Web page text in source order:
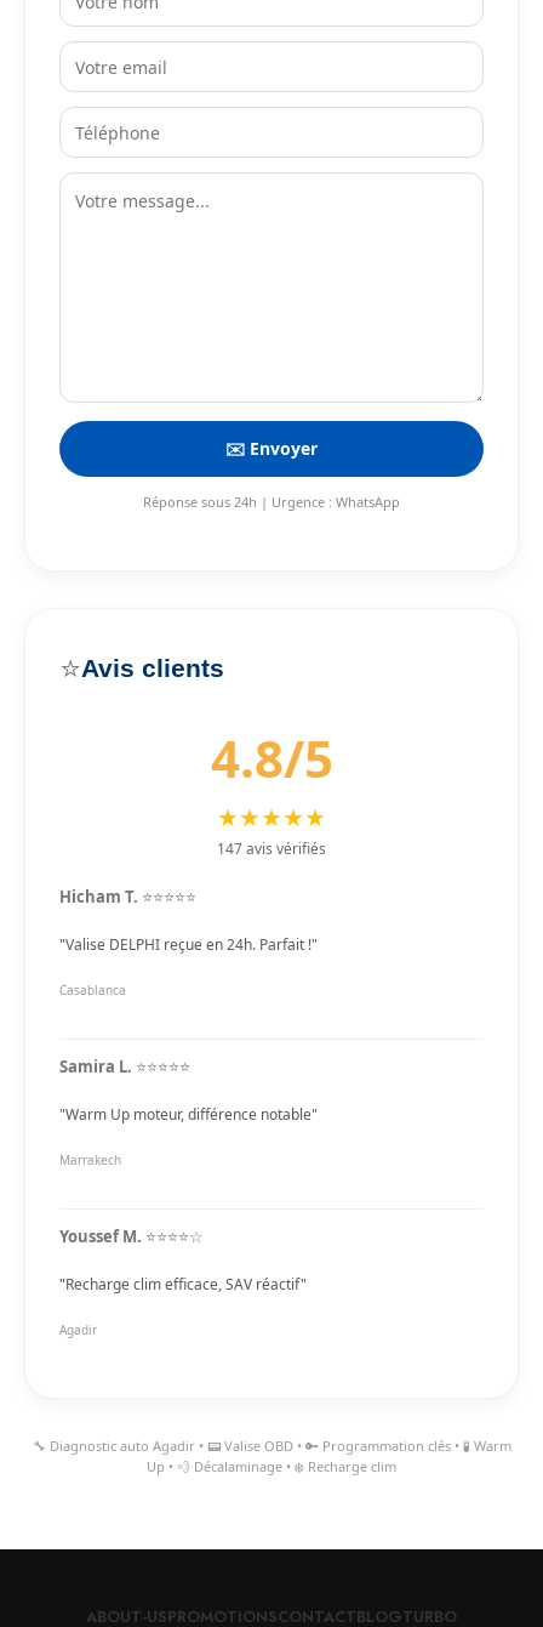
✉️ Envoyer
Réponse sous 24h | Urgence : WhatsApp
⭐Avis clients
4.8/5
★★★★★
147 avis vérifiés
Hicham T. ⭐⭐⭐⭐⭐
"Valise DELPHI reçue en 24h. Parfait !"
Casablanca
Samira L. ⭐⭐⭐⭐⭐
"Warm Up moteur, différence notable"
Marrakech
Youssef M. ⭐⭐⭐⭐☆
"Recharge clim efficace, SAV réactif"
Agadir
🔧 Diagnostic auto Agadir • 📟 Valise OBD • 🔑 Programmation clés • 🧪 Warm
Up • 💨 Décalaminage • ❄️ Recharge clim
ABOUT-USPROMOTIONSCONTACTBLOGTURBO